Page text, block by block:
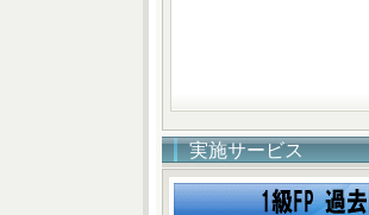
実施サービス